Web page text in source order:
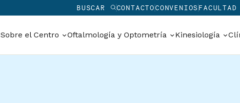
BUSCAR CONTACTOCONVENIOS
Sobre el Centro Oftalmología y Optometría Kinesiología